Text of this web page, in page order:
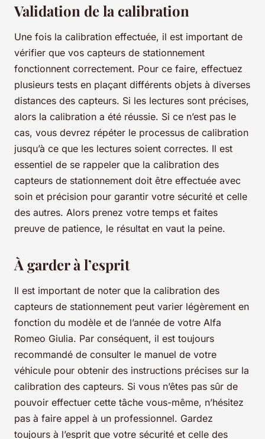
Validation de la calibration
Une fois la calibration effectuée, il est important de
vérifier que vos capteurs de stationnement
fonctionnent correctement. Pour ce faire, effectuez
plusieurs tests en plaçant différents objets à diverses
distances des capteurs. Si les lectures sont précises,
alors la calibration a été réussie. Si ce n’est pas le
cas, vous devrez répéter le processus de calibration
jusqu’à ce que les lectures soient correctes. Il est
essentiel de se rappeler que la calibration des
capteurs de stationnement doit être effectuée avec
soin et précision pour garantir votre sécurité et celle
des autres. Alors prenez votre temps et faites
preuve de patience, le résultat en vaut la peine.
À garder à l’esprit
Il est important de noter que la calibration des
capteurs de stationnement peut varier légèrement en
fonction du modèle et de l’année de votre Alfa
Romeo Giulia. Par conséquent, il est toujours
recommandé de consulter le manuel de votre
véhicule pour obtenir des instructions précises sur la
calibration des capteurs. Si vous n’êtes pas sûr de
pouvoir effectuer cette tâche vous-même, n’hésitez
pas à faire appel à un professionnel. Gardez
toujours à l’esprit que votre sécurité et celle des